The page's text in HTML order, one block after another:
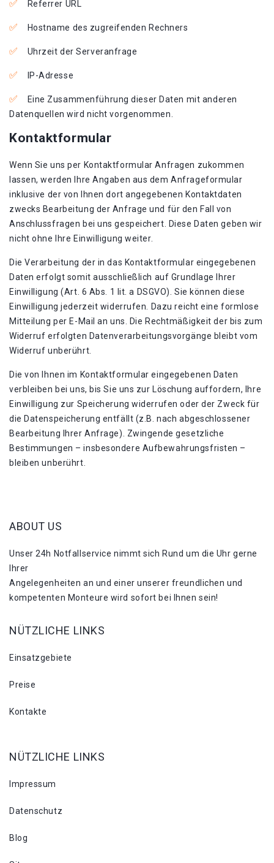
Referrer URL
Hostname des zugreifenden Rechners
Uhrzeit der Serveranfrage
IP-Adresse
Eine Zusammenführung dieser Daten mit anderen
Datenquellen wird nicht vorgenommen.
Kontaktformular
Wenn Sie uns per Kontaktformular Anfragen zukommen
lassen, werden Ihre Angaben aus dem Anfrageformular
inklusive der von Ihnen dort angegebenen Kontaktdaten
zwecks Bearbeitung der Anfrage und für den Fall von
Anschlussfragen bei uns gespeichert. Diese Daten geben wir
nicht ohne Ihre Einwilligung weiter.
Die Verarbeitung der in das Kontaktformular eingegebenen
Daten erfolgt somit ausschließlich auf Grundlage Ihrer
Einwilligung (Art. 6 Abs. 1 lit. a DSGVO). Sie können diese
Einwilligung jederzeit widerrufen. Dazu reicht eine formlose
Mitteilung per E-Mail an uns. Die Rechtmäßigkeit der bis zum
Widerruf erfolgten Datenverarbeitungsvorgänge bleibt vom
Widerruf unberührt.
Die von Ihnen im Kontaktformular eingegebenen Daten
verbleiben bei uns, bis Sie uns zur Löschung auffordern, Ihre
Einwilligung zur Speicherung widerrufen oder der Zweck für
die Datenspeicherung entfällt (z.B. nach abgeschlossener
Bearbeitung Ihrer Anfrage). Zwingende gesetzliche
Bestimmungen – insbesondere Aufbewahrungsfristen –
bleiben unberührt.
ABOUT US
Unser 24h Notfallservice nimmt sich Rund um die Uhr gerne
Ihrer
Angelegenheiten an und einer unserer freundlichen und
kompetenten Monteure wird sofort bei Ihnen sein!
NÜTZLICHE LINKS
Einsatzgebiete
Preise
Kontakte
NÜTZLICHE LINKS
Impressum
Datenschutz
Blog